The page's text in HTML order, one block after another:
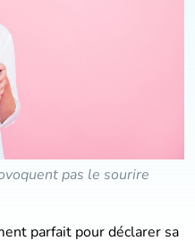
pas le sourire
parfait pour déclarer sa